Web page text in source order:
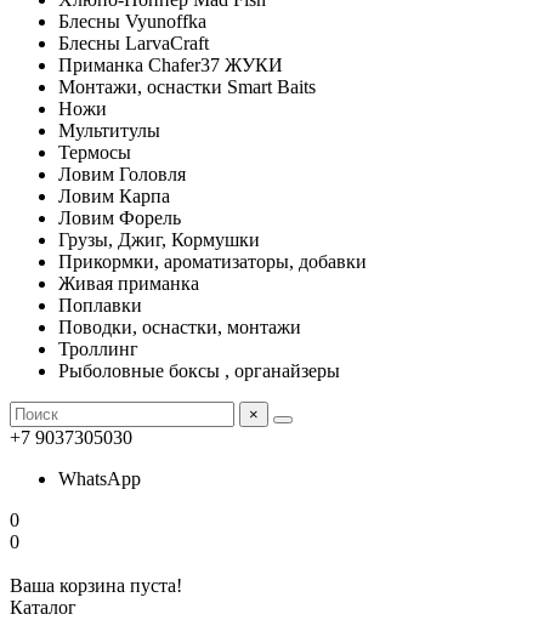
Блесны Vyunoffka
Блесны LarvaCraft
Приманка Chafer37 ЖУКИ
Монтажи, оснастки Smart Baits
Ножи
Мультитулы
Термосы
Ловим Головля
Ловим Карпа
Ловим Форель
Грузы, Джиг, Кормушки
Прикормки, ароматизаторы, добавки
Живая приманка
Поплавки
Поводки, оснастки, монтажи
Троллинг
Рыболовные боксы , органайзеры
×
+7 9037305030
WhatsApp
0
0
Ваша корзина пуста!
Каталог